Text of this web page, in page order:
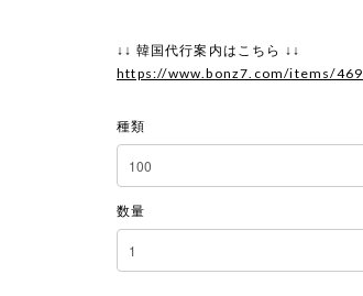
↓↓ 韓国代行案内はこちら ↓↓
https://www.bonz7.com/items/
種類
数量